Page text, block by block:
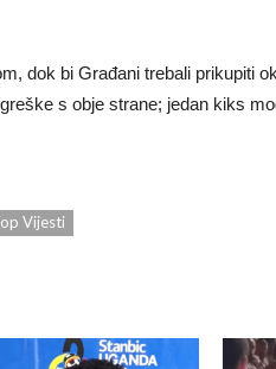
dok bi Građani trebali prikupiti
s obje strane; jedan kiks
Vijesti